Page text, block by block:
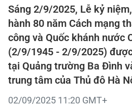
Sáng 2/9/2025, Lễ kỷ
hành 80 năm Cách mạng
công và Quốc khánh nước
(2/9/1945 - 2/9/2025)
tại Quảng trường Ba Đình
trung tâm của Thủ đô Hà
02/09/2025 11:20 GMT+